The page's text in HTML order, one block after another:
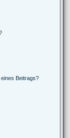
Beitrags?